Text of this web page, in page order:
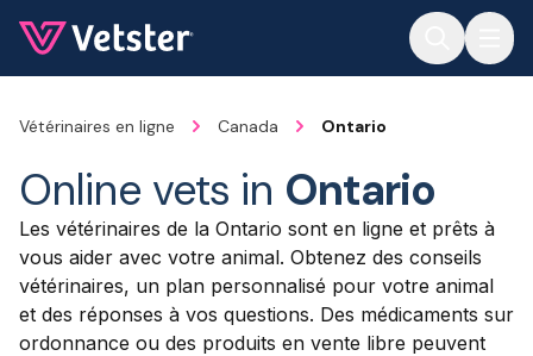
Vétérinaires en ligne Canada Ontario
Online vets in Ontario
Les vétérinaires de la Ontario sont en ligne et prêts à
vous aider avec votre animal. Obtenez des conseils
vétérinaires, un plan personnalisé pour votre animal
et des réponses à vos questions. Des médicaments sur
ordonnance ou des produits en vente libre peuvent